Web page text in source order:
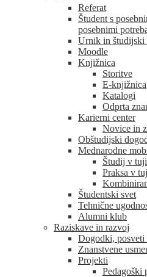
Referat
Študent s
posebnimi
Urnik in študijski
Moodle
Knjižnica
Storitve
E-knjižnica
Katalogi
Odprta
Karierni center
Novice in
Obštudijski
Mednarodne
Študij v
Praksa v
Študentski svet
Tehnične
Alumni klub
Raziskave in razvoj
Dogodki, posveti
Znanstvene
Projekti
Pedagoški